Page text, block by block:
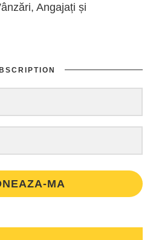
Angajați și
MA